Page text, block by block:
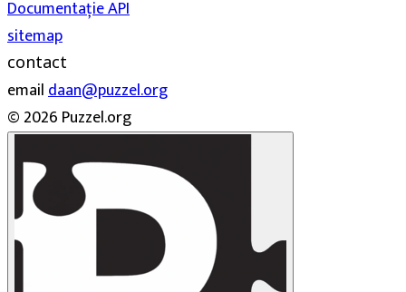
Documentație API
sitemap
contact
emaildaan@puzzel.org
© 2026 Puzzel.org